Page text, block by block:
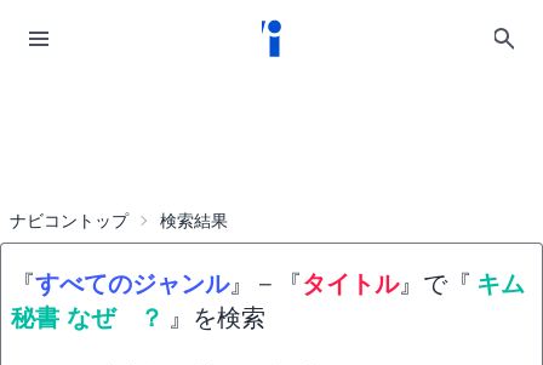
ナビコントップ 検索結果
『すべてのジャンル』 − 『タイトル』で『 キム
秘書 なぜ ？ 』を検索